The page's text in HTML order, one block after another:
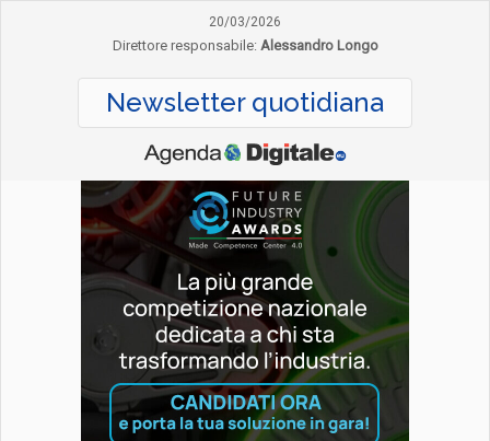
20/03/2026
Direttore responsabile: Alessandro Longo
Newsletter quotidiana